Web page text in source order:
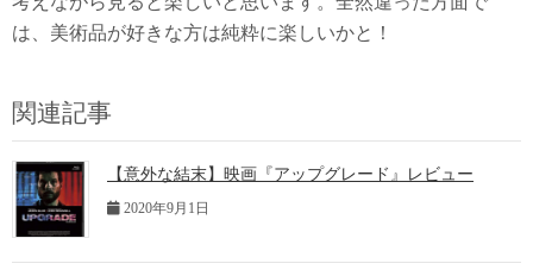
は、美術品が好きな方は純粋に楽しいかと！
関連記事
【意外な結末】映画『アップグレード』レビュー
2020年9月1日